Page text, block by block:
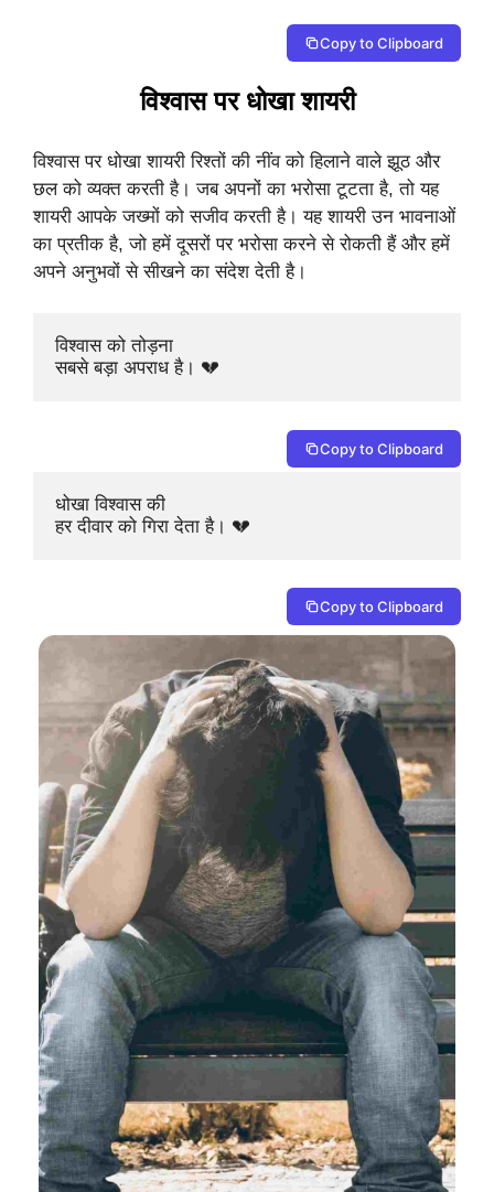
Copy to Clipboard
विश्वास पर धोखा शायरी
विश्वास पर धोखा शायरी रिश्तों की नींव को हिलाने वाले झूठ और
छल को व्यक्त करती है। जब अपनों का भरोसा टूटता है, तो यह
शायरी आपके जख्मों को सजीव करती है। यह शायरी उन भावनाओं
का प्रतीक है, जो हमें दूसरों पर भरोसा करने से रोकती हैं और हमें
अपने अनुभवों से सीखने का संदेश देती है।
विश्वास को तोड़ना
सबसे बड़ा अपराध है। 💔
Copy to Clipboard
धोखा विश्वास की
हर दीवार को गिरा देता है। 💔
Copy to Clipboard